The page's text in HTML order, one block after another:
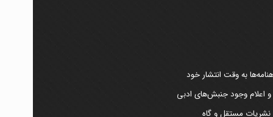
به وقت انتشار خود
و اعلام وجود جنبش‌های ادبی
نشریات مستقل و گاه